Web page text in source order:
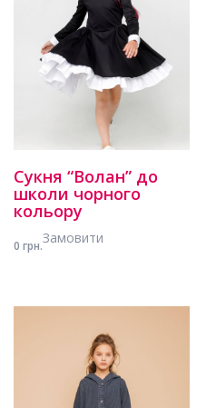
Сукня “Волан” до
школи чорного
кольору
0 грн.Замовити